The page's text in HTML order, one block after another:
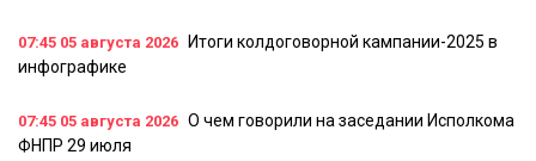
07:45 05 августа 2026
Итоги колдоговорной кампании-2025 в
инфографике
07:45 05 августа 2026 О чем говорили на заседании Исполкома
ФНПР 29 июля